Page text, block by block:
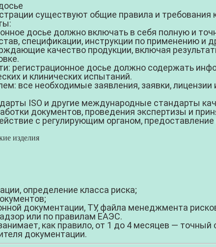
существуют общие правила и требования
досье должно включать в себя полную и
спецификации, инструкции по применению и
качество продукции, включая
регистрационное досье должно содержать
и клинических испытаний.
все необходимые заявления, заявки,
ISO и другие международные стандарты
документов, проведения экспертизы и
с регулирующим органом,
изделия
определение класса риска;
документации, ТУ, файла менеджмента
или по правилам ЕАЭС.
как правило, от 1 до 4 месяцев — точный
документации.